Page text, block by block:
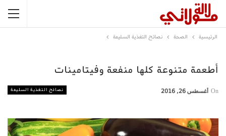
الرئيسية الصحة نصائح التغذية السليمة
أطعمة متنوعة كلها منفعة وفيتامينات
نصائح التغذية السليمة On أغسطس 26, 2016